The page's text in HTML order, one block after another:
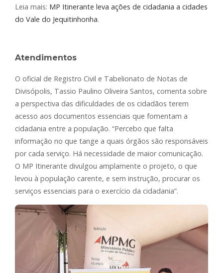
Leia mais: MP Itinerante leva ações de cidadania a cidades
do Vale do Jequitinhonha.
Atendimentos
O oficial de Registro Civil e Tabelionato de Notas de
Divisópolis, Tassio Paulino Oliveira Santos, comenta sobre
a perspectiva das dificuldades de os cidadãos terem
acesso aos documentos essenciais que fomentam a
cidadania entre a população. “Percebo que falta
informação no que tange a quais órgãos são responsáveis
por cada serviço. Há necessidade de maior comunicação.
O MP Itinerante divulgou amplamente o projeto, o que
levou à população carente, e sem instrução, procurar os
serviços essenciais para o exercício da cidadania”.